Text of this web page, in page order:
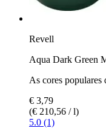
Revell
Aqua Dark Green
As cores populares
€ 3,79
(€ 210,56 / l)
5.0 (1)